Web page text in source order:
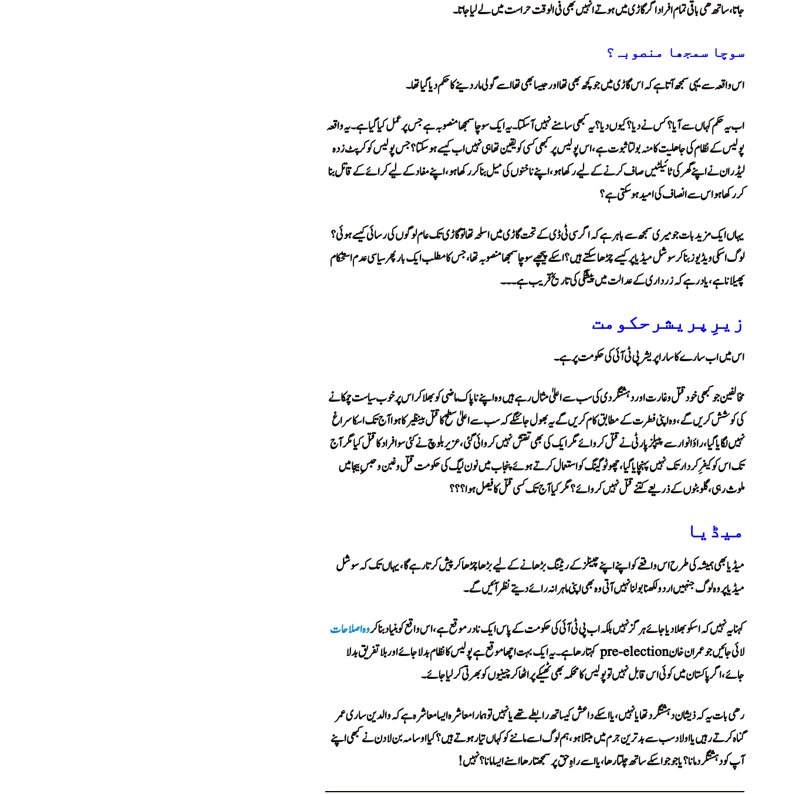
جاتا، ساتھ ھی باقی تمام افراد اگر گاڑی میں ہوتے انہیں بھی فی الوقت حراست میں لے لیا جاتا۔
سوچا سمجھا منصوبہ؟
اس واقعہ سے یہی سمجھ آتا ہے کہ اس گاڑی میں جو کچھ بھی تھا اور جیسا بھی تھا اسے گولی مار دینے کا حکم دیا گیا تھا۔
اب یہ حکم کہاں سے آیا ؟ کس نے دیا؟ کیوں دیا؟ یہ کبھی سامنے نہیں آ سکتا۔ یہ ایک سوچا سمجھا منصوبہ ہے جس پر عمل کیا گیا ہے۔ یہ واقعہ
پولیس کے نظام کی جاھلیت کا منہ بولتا ثبوت ہے، اس پولیس پر کبھی کسی کو یقین تھا ہی نہیں اب کیسے ہو سکتا؟ جس پولیس کو کرپٹ زدہ
لیڈران نے اپنے گھر کی ٹائیلٹیں صاف کرنے کے لیے رکھا ہو، اپنے ناخنوں کی میل بنا کر رکھا ہو، اپنے مفاد کے لیے کرائے کے قاتل بنا
کر رکھا ہو اس سے انصاف کی امید ہو سکتی ہے؟
یہاں ایک مزید بات جو میری سمجھ سے باہر ہے کہ اگر سی ٹی ڈی کے تحت گاڑی میں اسلحہ تھا تو گاڑی تک عام لوگوں کی رسائی کیسے ہوئی؟
لوگ اسکی ویڈیوز بنا کر سوشل میڈیا پر کیسے چڑھا سکتے ہیں؟ اسکے پیچھے سوچا سمجھا منصوبہ تھا، جس کا مطلب ایک بار پھر سیاسی عدم استحکام
پھیلانا ہے، یاد رہے کہ زرداری کے عدالت میں پیشگی کی تاریخ قریب ہے۔۔۔
زیرِپریشرحکومت
اس میں اب سارے کا سارا پریشر پی ٹی آئی کی حکومت پر ہے۔
مخالفین جو کبھی خود قتل و غارت اور دہشتگردی کی سب سے اعلیٰ مثال رہے ہیں وہ اپنے ناپاک ماضی کو بھلا کر اس پر خوب سیاست چمکانے
کی کوشش کریں گے، وہ اپنی فطرت کے مطابق کام کریں گے یہ بھول جائنگے کہ سب سے اعلیٰ سطح کا قتل بینظیر کا ہوا آج تک اسکا سراغ
نہیں لگایا گیا، راؤ انوار سے پیپلز پارٹی نے قتل کروائے مگر ایک کی بھی تفتش نہیں کروائی گئی، عزیربلوچ نے کئی سو افراد کا قتل کیا مگر آج
تک اس کو کیفرِ کردار تک نہیں پہنچایا گیا، چھوٹو گینگ کو استعمال کرتے ہوئے پنجاب میں نون لیگ کی حکومت قتل و غبن و حبسِ بیجا میں
ملوث رہی ، گلوبٹوں کے ذریعے کتنے قتل نہیں کروائے؟ مگر کیا آج تک کسی قتل کا فیصل ہوا؟؟؟
میڈیا
میڈیا بھی ہمیشہ کی طرح اس واقعے کو اپنے اپنے چینلز کے ریٹنگ بڑھانے کے لیے بڑھا چڑھا کر پیش کرتا رہے گا، یہاں تک کہ سوشل
میڈیا پر وہ لوگ جنہیں اردو لکھنا بولنا نہیں آتی وہ بھی اپنی ماہرانہ رائے دیتے نظر آئیں گے۔
کہنا یہ نہیں کہ اسکو بھلا دیا جائے ہرگز نہیں بلکہ اب پی ٹی آئی کی حکومت کے پاس ایک نادر موقع ہے ، اس واقع کو بنیاد بنا کروہ اصلاحات
لائی جائیں جو عمران خان pre-election کہتا رھا ہے۔ یہ ایک بہت اچھا موقع ہے پولیس کا نظام بدلا جائے اور بلاتفریق بدلا
جائے، اگر پاکستان میں کوئی اس قابل نہیں تو پولیس کا محکمہ بھی ٹھیکے پر اٹھا کر چینیوں کو بھرتی کر لیا جائے۔
رھی بات یہ کہ ذیشان دہشتگرد تھا یا نہیں، یا اسکے داعش کیساتھ رابطے تھے یا نہیں تو ہمارا معاشرہ ایسا معاشرہ ہے کہ والدین ساری عمر
گناہ کرتے رہیں یا اولاد سب سے بدترین جرم میں مبتلا ہو، ہم لوگ اسے ماننے کو کہاں تیار ہوتے ہیں؟ کیا اوسامہ بن لادن نے کبھی اپنے
آپ کو دہشتگرد مانا؟ یا جو جو اسکے ساتھ چلتا رھا، یا اسے راہِ حق پر سمجھتا رھا اسنے ایسا مانا؟ نہیں!